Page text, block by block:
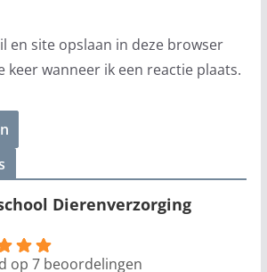
en site opslaan in deze browser
keer wanneer ik een reactie plaats.
Dierenverzorging
op 7 beoordelingen